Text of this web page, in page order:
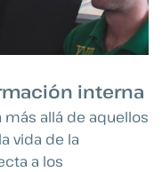
interna
allá de aquellos
vida de la
a los